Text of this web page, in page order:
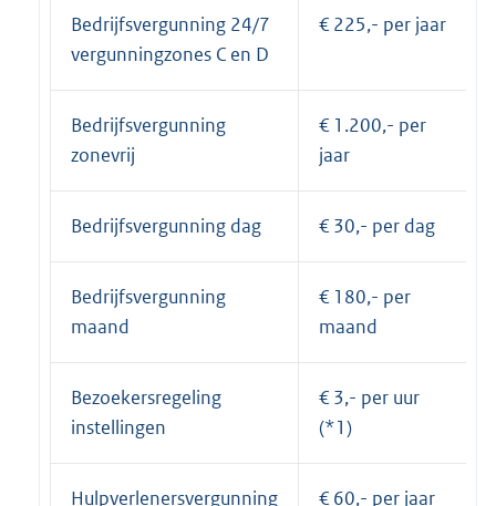
Bedrijfsvergunning 24/7
vergunningzones C en D
€ 225,- per jaar
Bedrijfsvergunning
zonevrij
€ 1.200,- per
jaar
Bedrijfsvergunning dag € 30,- per dag
Bedrijfsvergunning
maand
€ 180,- per
maand
Bezoekersregeling
instellingen
€ 3,- per uur
(*1)
Hulpverlenersvergunning € 60,- per jaar